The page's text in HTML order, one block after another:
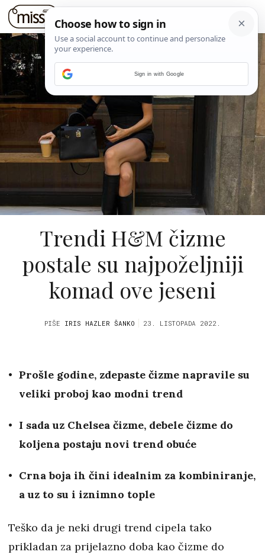
Trendi H&M čizme
postale su najpoželjniji
komad ove jeseni
PIŠE IRIS HAZLER ŠANKO 23. LISTOPADA 2022.
Prošle godine, zdepaste čizme napravile su
veliki proboj kao modni trend
I sada uz Chelsea čizme, debele čizme do
koljena postaju novi trend obuće
Crna boja ih čini idealnim za kombiniranje,
a uz to su i iznimno tople
Teško da je neki drugi trend cipela tako
prikladan za prijelazno doba kao čizme do
Sign in with Google